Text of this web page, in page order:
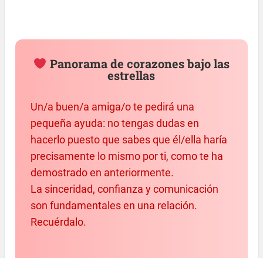
Panorama de corazones bajo las
estrellas
Un/a buen/a amiga/o te pedirá una
pequeña ayuda: no tengas dudas en
hacerlo puesto que sabes que él/ella haría
precisamente lo mismo por ti, como te ha
demostrado en anteriormente.
La sinceridad, confianza y comunicación
son fundamentales en una relación.
Recuérdalo.